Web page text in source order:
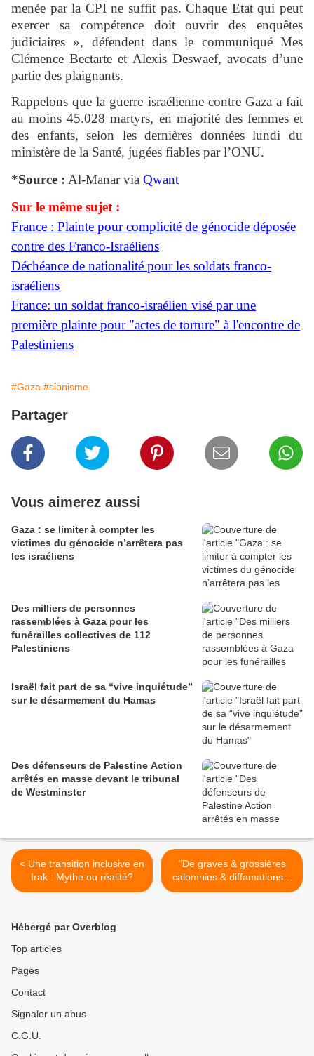
menée par la CPI ne suffit pas. Chaque Etat qui peut
exercer sa compétence doit ouvrir des enquêtes
judiciaires », défendent dans le communiqué Mes
Clémence Bectarte et Alexis Deswaef, avocats d’une
partie des plaignants.
Rappelons que la guerre israélienne contre Gaza a fait
au moins 45.028 martyrs, en majorité des femmes et
des enfants, selon les dernières données lundi du
ministère de la Santé, jugées fiables par l’ONU.
*Source : Al-Manar via Qwant
Sur le même sujet :
France : Plainte pour complicité de génocide déposée
contre des Franco-Israéliens
Déchéance de nationalité pour les soldats franco-
israéliens
France: un soldat franco-israélien visé par une
première plainte pour "actes de torture" à l'encontre de
Palestiniens
#Gaza #sionisme
Partager
Vous aimerez aussi
Gaza : se limiter à compter les
victimes du génocide n’arrêtera pas
les israéliens
Des milliers de personnes
rassemblées à Gaza pour les
funérailles collectives de 112
Palestiniens
Israël fait part de sa “vive inquiétude”
sur le désarmement du Hamas
Des défenseurs de Palestine Action
arrêtés en masse devant le tribunal
de Westminster
< Une transition inclusive en
Irak : Mythe ou réalité?
“De graves & grossières
calomnies & diffamations” :
l’Irlande répond à Israël qui
Hébergé par Overblog
Top articles
Pages
Contact
Signaler un abus
C.G.U.